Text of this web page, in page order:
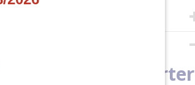
Card Game - Starter